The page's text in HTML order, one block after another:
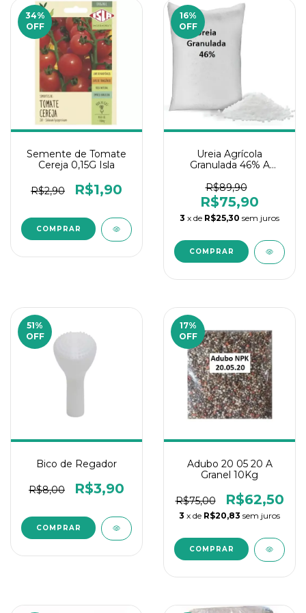
34%
OFF
Semente de Tomate
Cereja 0,15G Isla
R$2,90 R$1,90
16%
OFF
Ureia Agrícola
Granulada 46% A
R$89,90
R$75,90
3 x de R$25,30 sem juros
51%
OFF
Bico de Regador
R$8,00 R$3,90
17%
OFF
Adubo 20 05 20 A
Granel 10Kg
R$75,00 R$62,50
3 x de R$20,83 sem juros